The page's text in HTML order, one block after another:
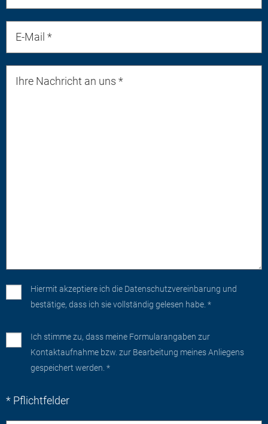
Hiermit akzeptiere ich die Datenschutzvereinbarung und
bestätige, dass ich sie vollständig gelesen habe. *
Ich stimme zu, dass meine Formularangaben zur
Kontaktaufnahme bzw. zur Bearbeitung meines Anliegens
gespeichert werden. *
* Pflichtfelder